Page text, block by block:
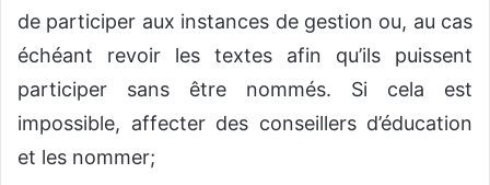
de participer aux instances de gestion ou, au cas
échéant revoir les textes afin qu’ils puissent
participer sans être nommés. Si cela est
impossible, affecter des conseillers d’éducation
et les nommer;